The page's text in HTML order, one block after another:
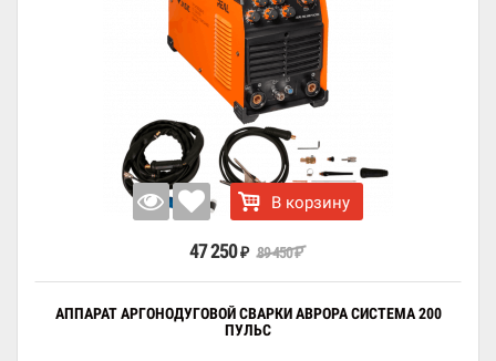
В корзину
47 250 ₽ 89 450₽
АППАРАТ АРГОНОДУГОВОЙ СВАРКИ АВРОРА СИСТЕМА 200
ПУЛЬС